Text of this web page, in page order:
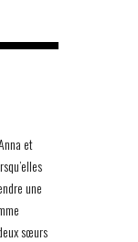
et
une
sœurs